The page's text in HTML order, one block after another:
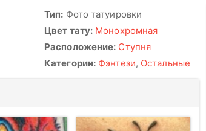
Тип: Фото татуировки
Цвет тату: Монохромная
Расположение: Ступня
Категории: Фэнтези, Остальные